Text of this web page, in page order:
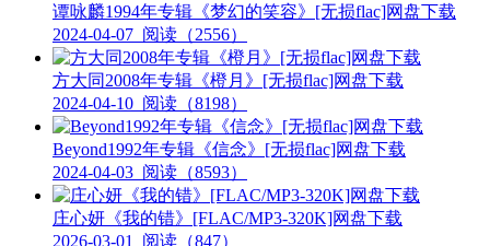
谭咏麟1994年专辑《梦幻的笑容》[无损flac]网盘下载
2024-04-07 阅读（2556）
方大同2008年专辑《橙月》[无损flac]网盘下载
2024-04-10 阅读（8198）
Beyond1992年专辑《信念》[无损flac]网盘下载
2024-04-03 阅读（8593）
庄心妍《我的错》[FLAC/MP3-320K]网盘下载
2026-03-01
阅读（847）